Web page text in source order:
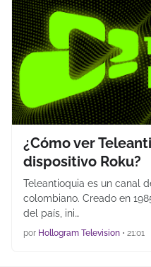
¿Cómo ver
dispositivo Roku?
Teleantioquia es un canal
colombiano. Creado en
del país,​ ini…
por Hollogram Television • 21:01